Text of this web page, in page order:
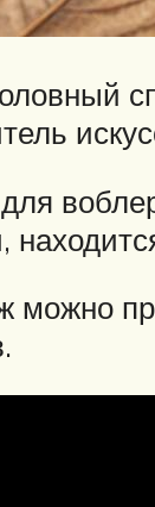
можно